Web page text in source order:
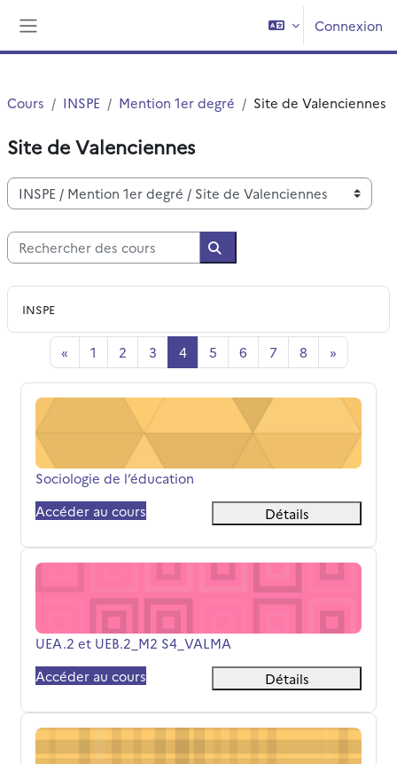
Connexion
Cours INSPE Mention 1er degré Site de Valenciennes
Site de Valenciennes
Catégories de cours
Rechercher des cours
Rechercher des cours
INSPE
«Page précédente
1 Page 1
2Page 2
3Page 3
4Page 4
5Page 5
6Page 6
7Page 7
8Page 8
»Page
Sociologie de l’éducation
Nom du cours
Sociologie de l’éducation
Accéder au cours
Détails
UEA.2 et UEB.2_M2 S4_VALMA
Nom du cours
UEA.2 et UEB.2_M2 S4_VALMA
Accéder au cours
Détails
CM-INCLUSION